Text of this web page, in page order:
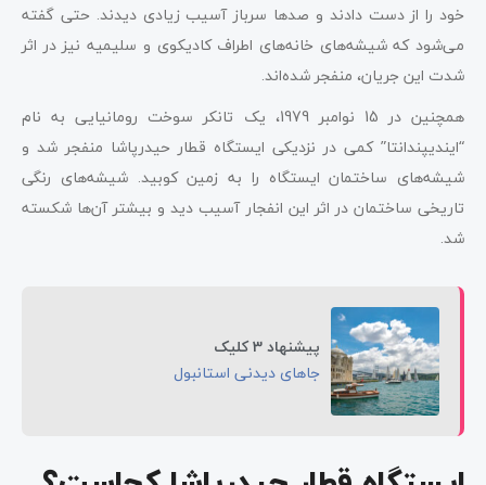
خود را از دست دادند و صدها سرباز آسیب زیادی دیدند. حتی گفته
می‌شود که شیشه‌های خانه‌های اطراف کادیکوی و سلیمیه نیز در اثر
شدت این جریان، منفجر شده‌اند.
همچنین در 15 نوامبر 1979، یک تانکر سوخت رومانیایی به نام
“ایندیپندانتا” کمی در نزدیکی ایستگاه قطار حیدرپاشا منفجر شد و
شیشه‌های ساختمان ایستگاه را به زمین کوبید. شیشه‌های رنگی
تاریخی ساختمان در اثر این انفجار آسیب دید و بیشتر آن‌ها شکسته
شد.
پیشنهاد 3 کلیک
جاهای دیدنی استانبول